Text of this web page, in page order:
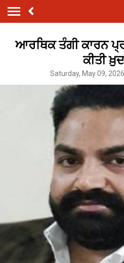
ਆਰਥਿਕ ਤੰਗੀ ਕਾਰਨ
ਕੀਤੀ
Saturday, May 09,